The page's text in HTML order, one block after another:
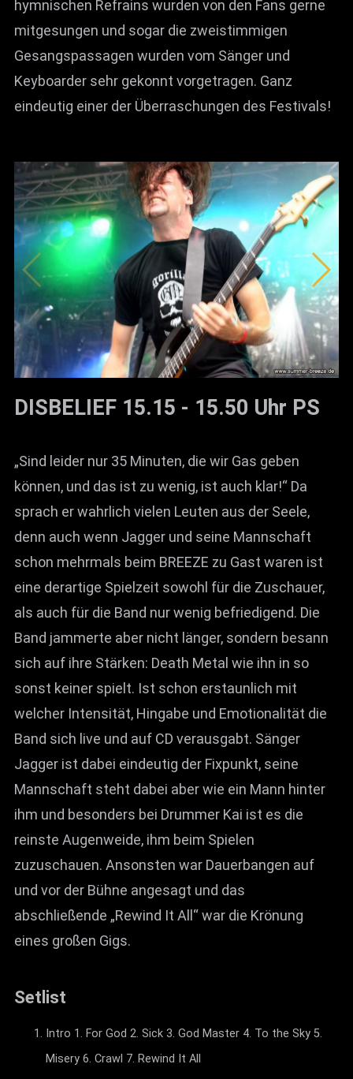
hymnischen Refrains wurden von den Fans gerne
mitgesungen und sogar die zweistimmigen
Gesangspassagen wurden vom Sänger und
Keyboarder sehr gekonnt vorgetragen. Ganz
eindeutig einer der Überraschungen des Festivals!
DISBELIEF 15.15 - 15.50 Uhr PS
„Sind leider nur 35 Minuten, die wir Gas geben
können, und das ist zu wenig, ist auch klar!“ Da
sprach er wahrlich vielen Leuten aus der Seele,
denn auch wenn Jagger und seine Mannschaft
schon mehrmals beim BREEZE zu Gast waren ist
eine derartige Spielzeit sowohl für die Zuschauer,
als auch für die Band nur wenig befriedigend. Die
Band jammerte aber nicht länger, sondern besann
sich auf ihre Stärken: Death Metal wie ihn in so
sonst keiner spielt. Ist schon erstaunlich mit
welcher Intensität, Hingabe und Emotionalität die
Band sich live und auf CD verausgabt. Sänger
Jagger ist dabei eindeutig der Fixpunkt, seine
Mannschaft steht dabei aber wie ein Mann hinter
ihm und besonders bei Drummer Kai ist es die
reinste Augenweide, ihm beim Spielen
zuzuschauen. Ansonsten war Dauerbangen auf
und vor der Bühne angesagt und das
abschließende „Rewind It All“ war die Krönung
eines großen Gigs.
Setlist
Intro 1. For God 2. Sick 3. God Master 4. To the Sky 5.
Misery 6. Crawl 7. Rewind It All